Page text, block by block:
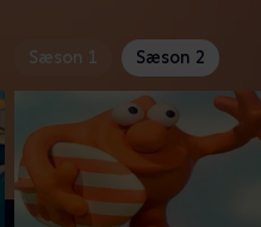
Sæson 1 Sæson 2